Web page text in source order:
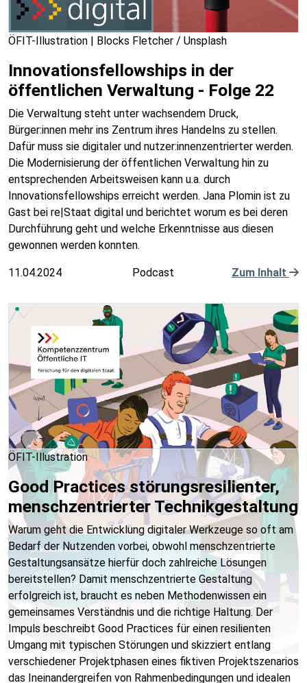
ÖFIT-Illustration | Blocks Fletcher / Unsplash
Innovationsfellowships in der
öffentlichen Verwaltung - Folge 22
Die Verwaltung steht unter wachsendem Druck,
Bürger:innen mehr ins Zentrum ihres Handelns zu stellen.
Dafür muss sie digitaler und nutzer:innenzentrierter werden.
Die Modernisierung der öffentlichen Verwaltung hin zu
entsprechenden Arbeitsweisen kann u.a. durch
Innovationsfellowships erreicht werden. Jana Plomin ist zu
Gast bei re|Staat digital und berichtet worum es bei deren
Durchführung geht und welche Erkenntnisse aus diesen
gewonnen werden konnten.
11.04.2024 Podcast Zum Inhalt
ÖFIT-Illustration
Good Practices störungsresilienter,
menschzentrierter Technikgestaltung
Warum geht die Entwicklung digitaler Werkzeuge so oft am
Bedarf der Nutzenden vorbei, obwohl menschzentrierte
Gestaltungsansätze hierfür doch zahlreiche Lösungen
bereitstellen? Damit menschzentrierte Gestaltung
erfolgreich ist, braucht es neben Methodenwissen ein
gemeinsames Verständnis und die richtige Haltung. Der
Impuls beschreibt Good Practices für einen resilienten
Umgang mit typischen Störungen und skizziert entlang
verschiedener Projektphasen eines fiktiven Projektszenarios
das Ineinandergreifen von Rahmenbedingungen und idealen